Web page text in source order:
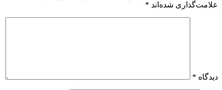
علامت‌گذاری شده‌اند *
دیدگاه *